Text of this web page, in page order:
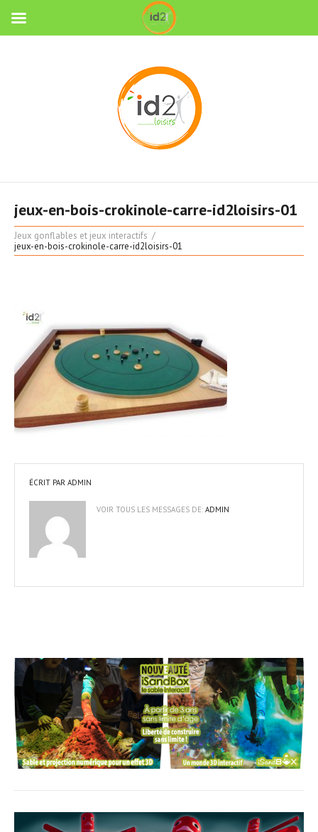
jeux-en-bois-crokinole-carre-id2loisirs-01
Jeux gonflables et jeux interactifs
jeux-en-bois-crokinole-carre-id2loisirs-01
ÉCRIT PAR ADMIN
VOIR TOUS LES MESSAGES DE: ADMIN